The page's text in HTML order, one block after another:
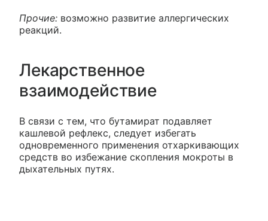
Прочие: возможно развитие аллергических
реакций.
Лекарственное
взаимодействие
В связи с тем, что бутамират подавляет
кашлевой рефлекс, следует избегать
одновременного применения отхаркивающих
средств во избежание скопления мокроты в
дыхательных путях.